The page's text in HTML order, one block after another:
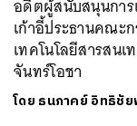
อดีตผู้สนับสนุนกา
เก้าอี้ประธานคณะ
เทคโนโลยีสารสน
จันทร์โอชา
โดย ธนภาคย์ อิทธิชัย